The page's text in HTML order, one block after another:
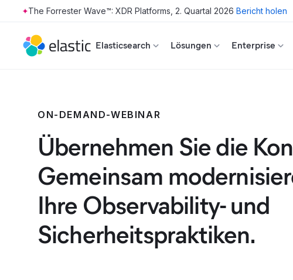
Skip to main content
The Forrester Wave™: XDR Platforms, 2. Quartal 2026 Bericht holen
Elasticsearch Lösungen Enterprise
ON-DEMAND-WEBINAR
Übernehmen Sie die
Gemeinsam
Ihre Observability- und
Sicherheitspraktiken.